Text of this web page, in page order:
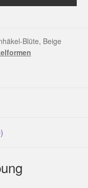
Blüte, Beige